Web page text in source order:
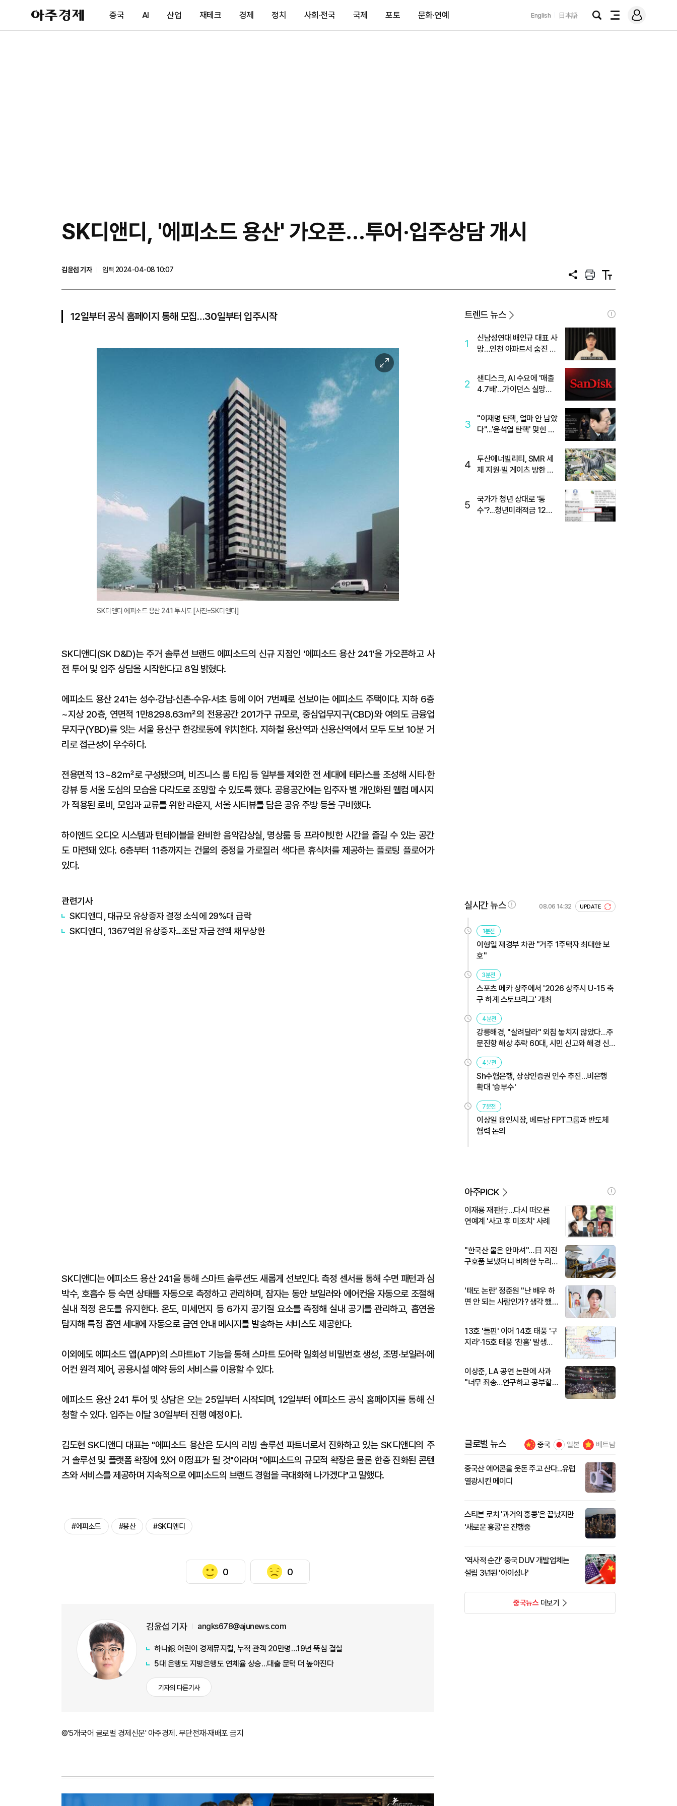
아
주
제
중국 AI 산업 재테크 경제 정치 사회·전국 국제 포토 문화·연예 English 日本語
검
전
메
그
SK디앤디, '에피소드 용산' 가오픈…투어·입주상담 개시
김윤섭 기자
입력 2024-04-08 10:07
공
프
트
텍
트
12일부터 공식 홈페이지 통해 모집…30일부터 입주시작
이
미
지
SK디앤디 에피소드 용산 241 투시도 [사진=SK디앤디]
SK디앤디(SK D&D)는 주거 솔루션 브랜드 에피소드의 신규 지점인 '에피소드 용산 241'을 가오픈하고 사
전 투어 및 입주 상담을 시작한다고 8일 밝혔다.
에피소드 용산 241는 성수·강남·신촌·수유·서초 등에 이어 7번째로 선보이는 에피소드 주택이다. 지하 6층
~지상 20층, 연면적 1만8298.63㎡의 전용공간 201가구 규모로, 중심업무지구(CBD)와 여의도 금융업
무지구(YBD)를 잇는 서울 용산구 한강로동에 위치한다. 지하철 용산역과 신용산역에서 모두 도보 10분 거
리로 접근성이 우수하다.
전용면적 13~82㎡로 구성됐으며, 비즈니스 룸 타입 등 일부를 제외한 전 세대에 테라스를 조성해 시티·한
강뷰 등 서울 도심의 모습을 다각도로 조망할 수 있도록 했다. 공용공간에는 입주자 별 개인화된 웰컴 메시지
가 적용된 로비, 모임과 교류를 위한 라운지, 서울 시티뷰를 담은 공유 주방 등을 구비했다.
하이엔드 오디오 시스템과 턴테이블을 완비한 음악감상실, 명상룸 등 프라이빗한 시간을 즐길 수 있는 공간
도 마련돼 있다. 6층부터 11층까지는 건물의 중정을 가로질러 색다른 휴식처를 제공하는 플로팅 플로어가
있다.
관련기사
SK디앤디, 대규모 유상증자 결정 소식에 29%대 급락
SK디앤디, 1367억원 유상증자…조달 자금 전액 채무상환
SK디앤디는 에피소드 용산 241을 통해 스마트 솔루션도 새롭게 선보인다. 측정 센서를 통해 수면 패턴과 심
박수, 호흡수 등 숙면 상태를 자동으로 측정하고 관리하며, 잠자는 동안 보일러와 에어컨을 자동으로 조절해
실내 적정 온도를 유지한다. 온도, 미세먼지 등 6가지 공기질 요소를 측정해 실내 공기를 관리하고, 흡연을
탐지해 특정 흡연 세대에 자동으로 금연 안내 메시지를 발송하는 서비스도 제공한다.
이외에도 에피소드 앱(APP)의 스마트IoT 기능을 통해 스마트 도어락 일회성 비밀번호 생성, 조명·보일러·에
어컨 원격 제어, 공용시설 예약 등의 서비스를 이용할 수 있다.
에피소드 용산 241 투어 및 상담은 오는 25일부터 시작되며, 12일부터 에피소드 공식 홈페이지를 통해 신
청할 수 있다. 입주는 이달 30일부터 진행 예정이다.
김도현 SK디앤디 대표는 "에피소드 용산은 도시의 리빙 솔루션 파트너로서 진화하고 있는 SK디앤디의 주
거 솔루션 및 플랫폼 확장에 있어 이정표가 될 것"이라며 "에피소드의 규모적 확장은 물론 한층 진화된 콘텐
츠와 서비스를 제공하며 지속적으로 에피소드의 브랜드 경험을 극대화해 나가겠다"고 말했다.
#에피소드 #용산 #SK디앤디
0 0
김윤섭 기자 angks678@ajunews.com
하나銀 어린이 경제뮤지컬, 누적 관객 20만명…19년 뚝심 결실
5대 은행도 지방은행도 연체율 상승…대출 문턱 더 높아진다
기자의 다른기사
©'5개국어 글로벌 경제신문' 아주경제. 무단전재·재배포 금지
트렌드 뉴스
1
신남성연대 배인규 대표 사
망…인천 아파트서 숨진 채
2
샌디스크, AI 수요에 '매출
4.7배'…가이던스 실망에
3
"이재명 탄핵, 얼마 안 남았
다"...'윤석열 탄핵' 맞힌 무
4
두산에너빌리티, SMR 세
제 지원·빌 게이츠 방한 기
5
국가가 청년 상대로 '통
수'?...청년미래적금 12%
실시간 뉴스 08.06 14:32 UPDATE
1분전
이형일 재경부 차관 "거주 1주택자 최대한 보
호"
3분전
스포츠 메카 상주에서 '2026 상주시 U-15 축
구 하계 스토브리그' 개최
4분전
강릉해경, "살려달라" 외침 놓치지 않았다…주
문진항 해상 추락 60대, 시민 신고와 해경 신
속 대응으로 무사 구조
4분전
Sh수협은행, 상상인증권 인수 추진…비은행
확대 '승부수'
7분전
이상일 용인시장, 베트남 FPT그룹과 반도체
협력 논의
아주PICK
이재룡 재판行…다시 떠오른
연예계 '사고 후 미조치' 사례
"한국산 물은 안마셔"…日 지진
구호품 보냈더니 비하한 누리
'태도 논란' 정준원 "난 배우 하
면 안 되는 사람인가? 생각 했
13호 '돌핀' 이어 14호 태풍 '구
지라'·15호 태풍 '찬홈' 발생…
이상준, LA 공연 논란에 사과
"너무 죄송…연구하고 공부할
글로벌 뉴스 중국 일본 베트남
중국산 에어콘을 웃돈 주고 산다...유럽
열광시킨 메이디
스티븐 로치 '과거의 홍콩'은 끝났지만
'새로운 홍콩'은 진행중
'역사적 순간' 중국 DUV 개발업체는
설립 3년된 '아이성나'
중국뉴스더보기